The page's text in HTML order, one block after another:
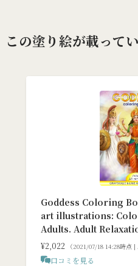
この塗り絵が載って
Goddess Coloring
art illustrations:
Adults. Adult
¥2,022 （2021/07/18 14:28時点 |
口コミを見る